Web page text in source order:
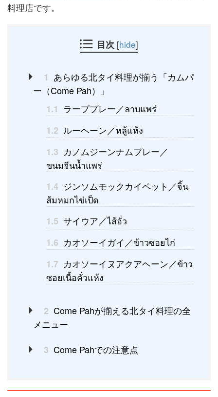
料理店です。
目次 [hide]
1 あらゆる北タイ料理が揃う「カムパ
ー（Come Pah）」
1.1 ラーププレー／ลาบแพร่
1.2 ルーヘーン／หลู้แห้ง
1.3 カノムジーンナムプレー／
ขนมจีนน้ำแพร่
1.4 ジンソムモックカイペット／จิ้น
ส้มหมกไข่เป็ด
1.5 サイウア／ไส้อั่ว
1.6 カオソーイガイ／ข้าวซอยไก่
1.7 カオソーイヌアクアヘーン／ข้าว
ซอยเนื้อคั่วแห้ง
2 Come Pahが揃える北タイ料理の全
メニュー
3 Come Pahでの注意点